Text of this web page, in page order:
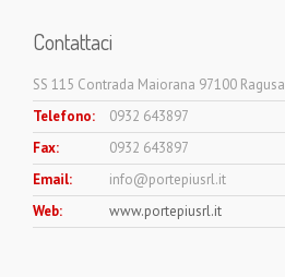
Contattaci
SS 115 Contrada Maiorana 97100 Ragusa
Telefono:
0932 643897
Fax:
0932 643897
Email:
info@portepiusrl.it
Web:
www.portepiusrl.it